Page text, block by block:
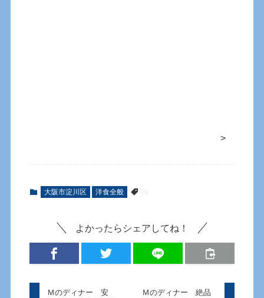
>
大阪市淀川区 洋食全般
よかったらシェアしてね！
Ｍのディナー 安
Ｍのディナー 絶品